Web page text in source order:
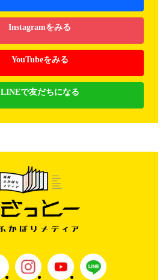
Instagramをみる
YouTubeをみる
LINEで友だちになる